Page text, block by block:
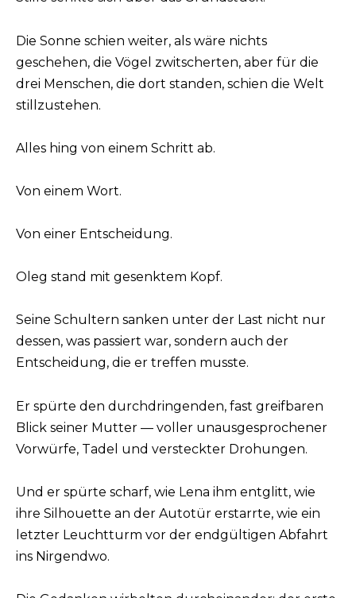
Die Sonne schien weiter, als wäre nichts
geschehen, die Vögel zwitscherten, aber für die
drei Menschen, die dort standen, schien die Welt
stillzustehen.
Alles hing von einem Schritt ab.
Von einem Wort.
Von einer Entscheidung.
Oleg stand mit gesenktem Kopf.
Seine Schultern sanken unter der Last nicht nur
dessen, was passiert war, sondern auch der
Entscheidung, die er treffen musste.
Er spürte den durchdringenden, fast greifbaren
Blick seiner Mutter — voller unausgesprochener
Vorwürfe, Tadel und versteckter Drohungen.
Und er spürte scharf, wie Lena ihm entglitt, wie
ihre Silhouette an der Autotür erstarrte, wie ein
letzter Leuchtturm vor der endgültigen Abfahrt
ins Nirgendwo.